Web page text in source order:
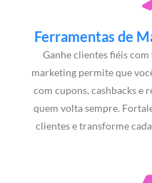
Ferramentas de
Ganhe clientes fiéis
marketing permite que
com cupons, cashbacks e
quem volta sempre.
clientes e transforme